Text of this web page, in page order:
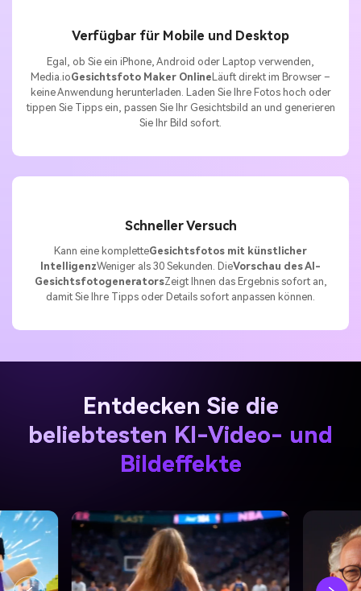
Verfügbar für Mobile und Desktop
Egal, ob Sie ein iPhone, Android oder Laptop verwenden,
Media.ioGesichtsfoto Maker Online Läuft direkt im Browser –
keine Anwendung herunterladen. Laden Sie Ihre Fotos hoch oder
tippen Sie Tipps ein, passen Sie Ihr Gesichtsbild an und generieren
Sie Ihr Bild sofort.
Schneller Versuch
Kann eine kompletteGesichtsfotos mit künstlicher
IntelligenzWeniger als 30 Sekunden. DieVorschau des AI-
GesichtsfotogeneratorsZeigt Ihnen das Ergebnis sofort an,
damit Sie Ihre Tipps oder Details sofort anpassen können.
Entdecken Sie die
beliebtesten KI-Video- und
Bildeffekte